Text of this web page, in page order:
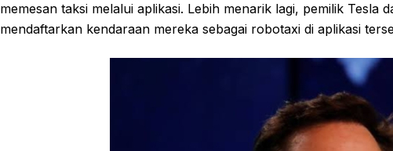
memesan taksi melalui aplikasi. Lebih menarik lagi, pemilik Tesla
mendaftarkan kendaraan mereka sebagai robotaxi di aplikasi